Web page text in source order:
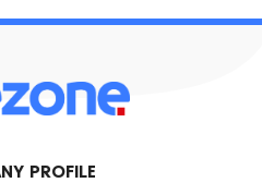
PROFILE